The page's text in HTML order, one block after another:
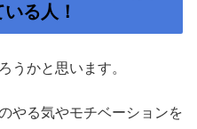
る人！
うかと思います。
やる気やモチベーションを